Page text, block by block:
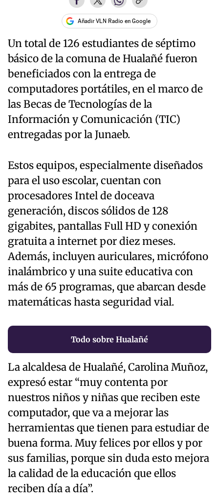
Añadir VLN Radio en Google
Un total de 126 estudiantes de séptimo
básico de la comuna de Hualañé fueron
beneficiados con la entrega de
computadores portátiles, en el marco de
las Becas de Tecnologías de la
Información y Comunicación (TIC)
entregadas por la Junaeb.
Estos equipos, especialmente diseñados
para el uso escolar, cuentan con
procesadores Intel de doceava
generación, discos sólidos de 128
gigabites, pantallas Full HD y conexión
gratuita a internet por diez meses.
Además, incluyen auriculares, micrófono
inalámbrico y una suite educativa con
más de 65 programas, que abarcan desde
matemáticas hasta seguridad vial.
Todo sobre Hualañé
La alcaldesa de Hualañé, Carolina Muñoz,
expresó estar “muy contenta por
nuestros niños y niñas que reciben este
computador, que va a mejorar las
herramientas que tienen para estudiar de
buena forma. Muy felices por ellos y por
sus familias, porque sin duda esto mejora
la calidad de la educación que ellos
reciben día a día”.